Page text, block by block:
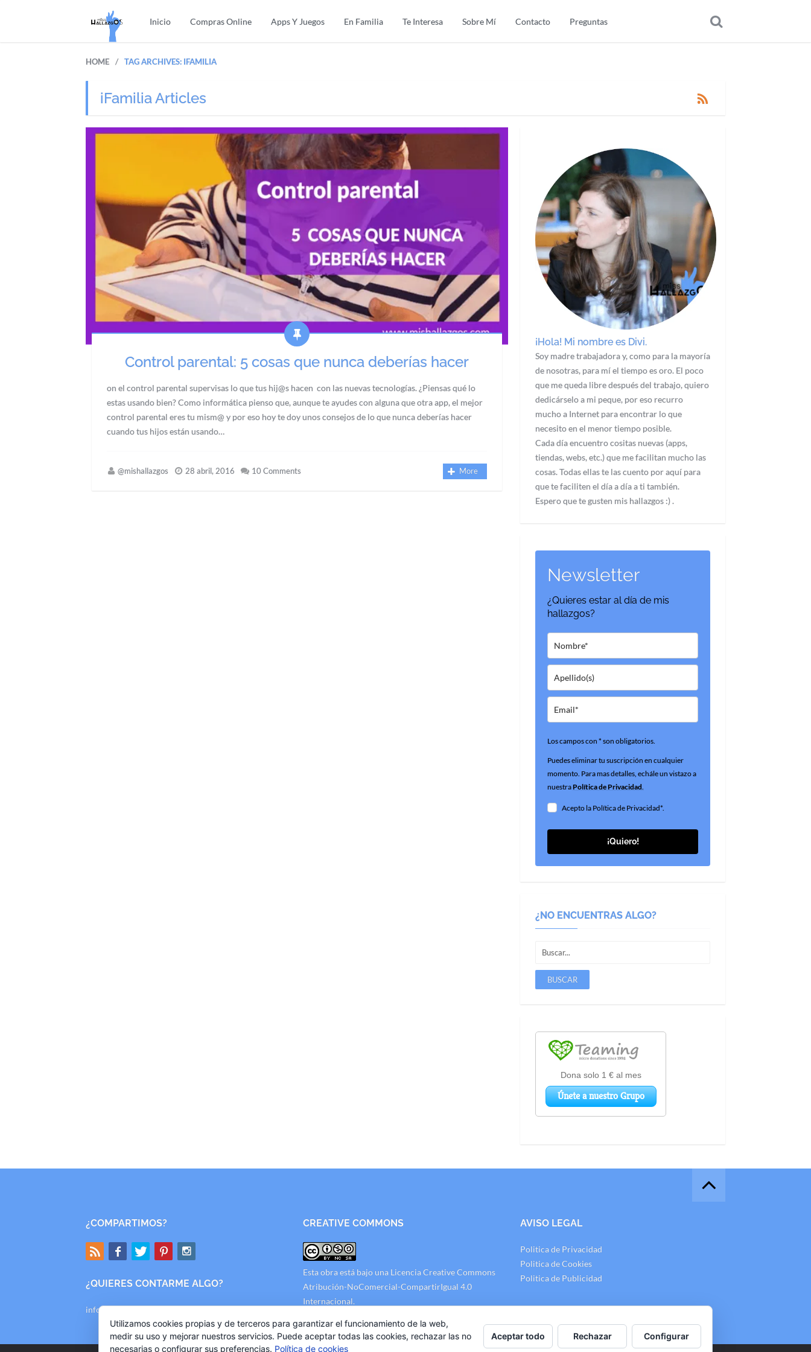
Inicio Compras Online Apps Y Juegos En Familia Te Interesa Sobre Mí Contacto Preguntas
HOME / TAG ARCHIVES: IFAMILIA
iFamilia Articles
Control parental: 5 cosas que nunca deberías hacer
on el control parental supervisas lo que tus hij@s hacen con las nuevas tecnologías. ¿Piensas qué lo
estas usando bien? Como informática pienso que, aunque te ayudes con alguna que otra app, el mejor
control parental eres tu mism@ y por eso hoy te doy unos consejos de lo que nunca deberías hacer
cuando tus hijos están usando…
@mishallazgos 28 abril, 2016 10 Comments More
¡Hola! Mi nombre es Divi.
Soy madre trabajadora y, como para la mayoría
de nosotras, para mí el tiempo es oro. El poco
que me queda libre después del trabajo, quiero
dedicárselo a mi peque, por eso recurro
mucho a Internet para encontrar lo que
necesito en el menor tiempo posible.
Cada día encuentro cositas nuevas (apps,
tiendas, webs, etc.) que me facilitan mucho las
cosas. Todas ellas te las cuento por aquí para
que te faciliten el día a día a ti también.
Espero que te gusten mis hallazgos :) .
Newsletter
¿Quieres estar al día de mis
hallazgos?
Los campos con * son obligatorios.
Puedes eliminar tu suscripción en cualquier
momento. Para mas detalles, echále un vistazo a
nuestraPolítica de Privacidad.
Acepto la Política de Privacidad*.
¡Quiero!
¿NO ENCUENTRAS ALGO?
¿COMPARTIMOS?
¿QUIERES CONTARME ALGO?
info@mishallazgos.com
CREATIVE COMMONS
Esta obra está bajo una Licencia Creative Commons
Atribución-NoComercial-CompartirIgual 4.0
Internacional.
AVISO LEGAL
Politica de Privacidad
Politica de Cookies
Politica de Publicidad
Utilizamos cookies propias y de terceros para garantizar el funcionamiento de la web,
medir su uso y mejorar nuestros servicios. Puede aceptar todas las cookies, rechazar las no
necesarias o configurar sus preferencias. Política de cookies
Aceptar todo Rechazar Configurar